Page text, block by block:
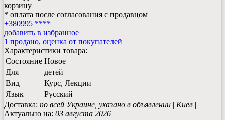
корзину
* оплата после согласования с продавцом
+380995 ****
добавить в избранное
1 продано, оценка от покупателей
Характеристики товара:
Состояние Новое
Для
детей
Вид
Курс, Лекции
Язык
Русский
Доставка: по всей Украине, указано в объявлении | Киев |
Актуально на: 03 августа 2026